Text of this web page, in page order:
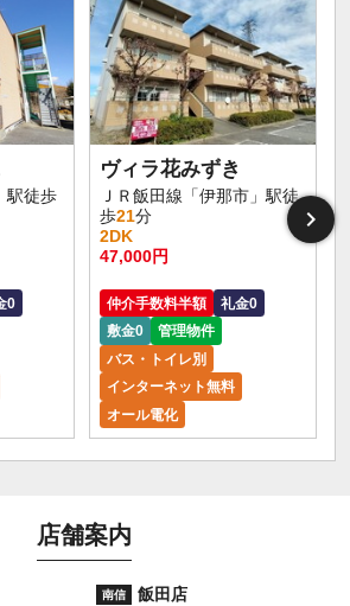
駅徒歩
0
ヴィラ花みずき
ＪＲ飯田線「伊那市」駅徒
歩21分
2DK
47,000円
仲介手数料半額
礼金0
敷金0
管理物件
バス・トイレ別
インターネット無料
オール電化
店舗案内
南信 飯田店